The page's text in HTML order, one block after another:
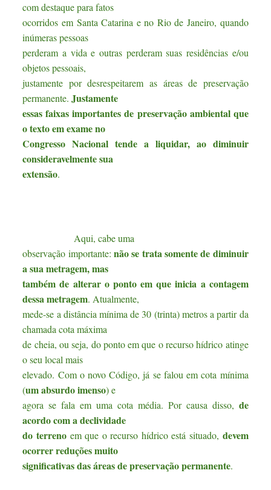
com destaque para fatos
ocorridos em Santa Catarina e no Rio de Janeiro, quando
inúmeras pessoas
perderam a vida e outras perderam suas residências e/ou
objetos pessoais,
justamente por desrespeitarem as áreas de preservação
permanente.Justamente
essas faixas importantes de preservação ambiental que
o texto em exame no
Congresso Nacional tende a liquidar, ao diminuir
consideravelmente sua
extensão.
Aqui, cabe uma
observação importante: não se trata somente de diminuir
a sua metragem, mas
também de alterar o ponto em que inicia a contagem
dessa metragem. Atualmente,
mede-se a distância mínima de 30 (trinta) metros a partir da
chamada cota máxima
de cheia, ou seja, do ponto em que o recurso hídrico atinge
o seu local mais
elevado. Com o novo Código, já se falou em cota mínima
(um absurdo imenso) e
agora se fala em uma cota média. Por causa disso, de
acordo com a declividade
do terrenoem que o recurso hídrico está situado, devem
ocorrer reduções muito
significativas das áreas de preservação permanente.